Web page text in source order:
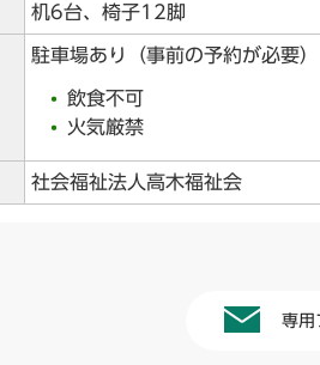
机6台、椅子12脚
駐車場あり（事前の予約が必要）
飲食不可
火気厳禁
社会福祉法人高木福祉会
専用